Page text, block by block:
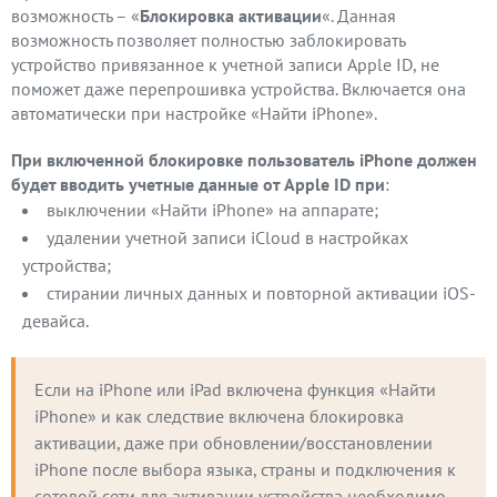
возможность – «Блокировка активации«. Данная
возможность позволяет полностью заблокировать
устройство привязанное к учетной записи Apple ID, не
поможет даже перепрошивка устройства. Включается она
автоматически при настройке «Найти iPhone».
При включенной блокировке пользователь iPhone должен
будет вводить учетные данные от Apple ID при:
выключении «Найти iPhone» на аппарате;
удалении учетной записи iCloud в настройках
устройства;
стирании личных данных и повторной активации iOS-
девайса.
Если на iPhone или iPad включена функция «Найти
iPhone» и как следствие включена блокировка
активации, даже при обновлении/восстановлении
iPhone после выбора языка, страны и подключения к